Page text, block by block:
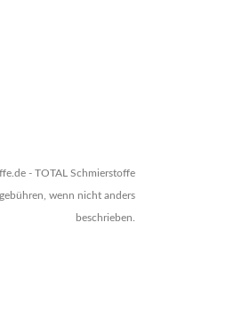
- TOTAL Schmierstoffe
wenn nicht anders
beschrieben.